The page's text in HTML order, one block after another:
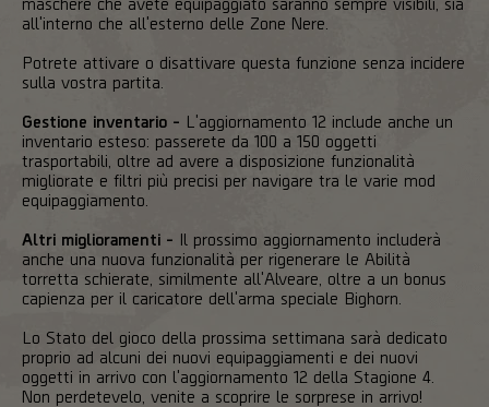
all'interno che all'esterno delle Zone Nere.
Potrete attivare o disattivare questa funzione senza incidere
sulla vostra partita.
Gestione inventario - L'aggiornamento 12 include anche un
inventario esteso: passerete da 100 a 150 oggetti
trasportabili, oltre ad avere a disposizione funzionalità
migliorate e filtri più precisi per navigare tra le varie mod
equipaggiamento.
Altri miglioramenti - Il prossimo aggiornamento includerà
anche una nuova funzionalità per rigenerare le Abilità
torretta schierate, similmente all'Alveare, oltre a un bonus
capienza per il caricatore dell'arma speciale Bighorn.
Lo Stato del gioco della prossima settimana sarà dedicato
proprio ad alcuni dei nuovi equipaggiamenti e dei nuovi
oggetti in arrivo con l'aggiornamento 12 della Stagione 4.
Non perdetevelo, venite a scoprire le sorprese in arrivo!